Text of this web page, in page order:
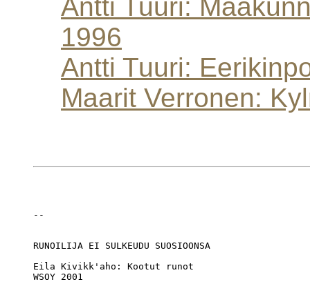
Antti Tuuri:
1996
Antti Tuuri:
Maarit Verronen:
--
Eila Kivikk'aho: Kootut runot
WSOY 2001